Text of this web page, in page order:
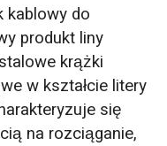
kablowy do
produkt liny
krążki
w kształcie litery
się
na rozciąganie,